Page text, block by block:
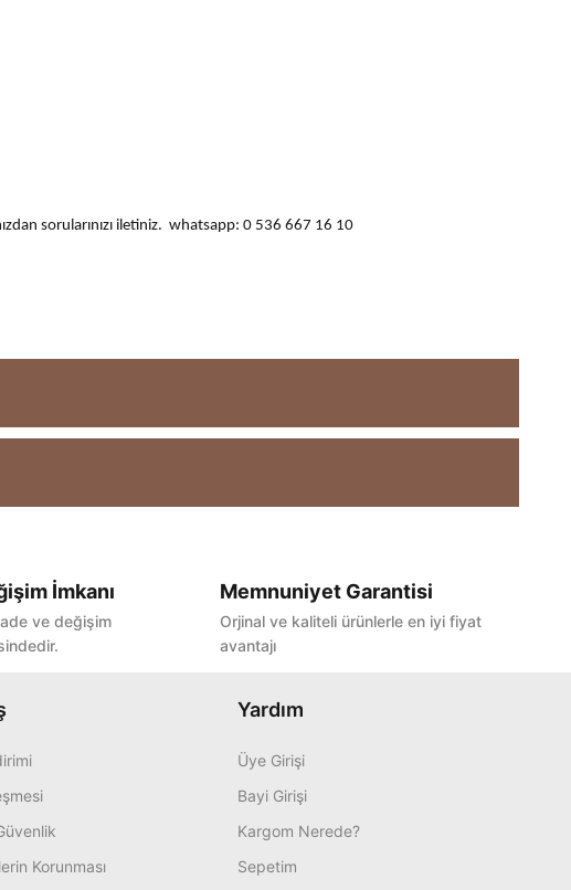
sorularınızı iletiniz. whatsapp: 0 536 667 16 10
İmkanı
ve değişim
Memnuniyet Garantisi
Orjinal ve kaliteli ürünlerle en iyi fiyat
avantajı
Korunması
Yardım
Üye Girişi
Bayi Girişi
Kargom Nerede?
Sepetim